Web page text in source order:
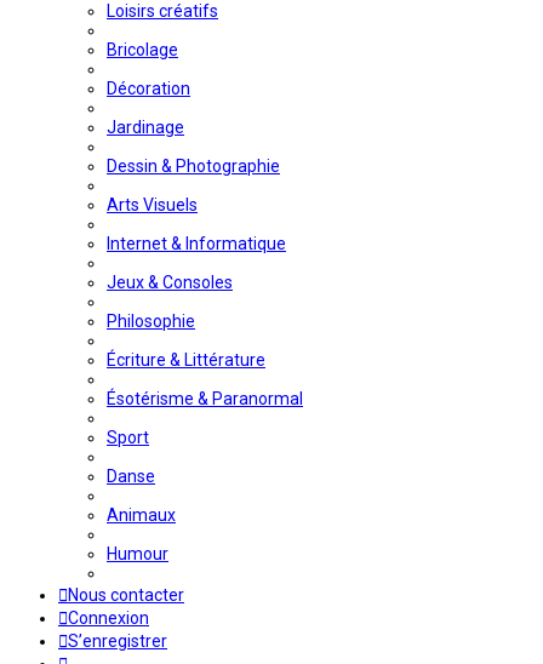
Loisirs créatifs
Bricolage
Décoration
Jardinage
Dessin & Photographie
Arts Visuels
Internet & Informatique
Jeux & Consoles
Philosophie
Écriture & Littérature
Ésotérisme & Paranormal
Sport
Danse
Animaux
Humour
Nous contacter
Connexion
S’enregistrer